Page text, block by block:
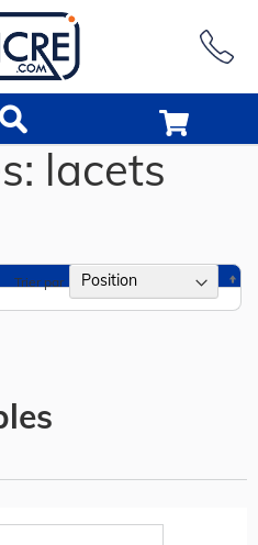
lacets
Trier par